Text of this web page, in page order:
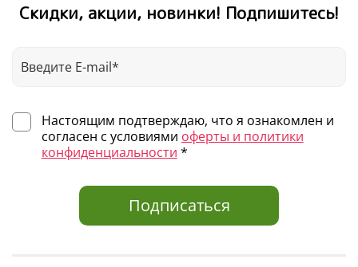
Скидки, акции, новинки! Подпишитесь!
Настоящим подтверждаю, что я ознакомлен и
согласен с условиями оферты и политики
конфиденциальности *
Подписаться